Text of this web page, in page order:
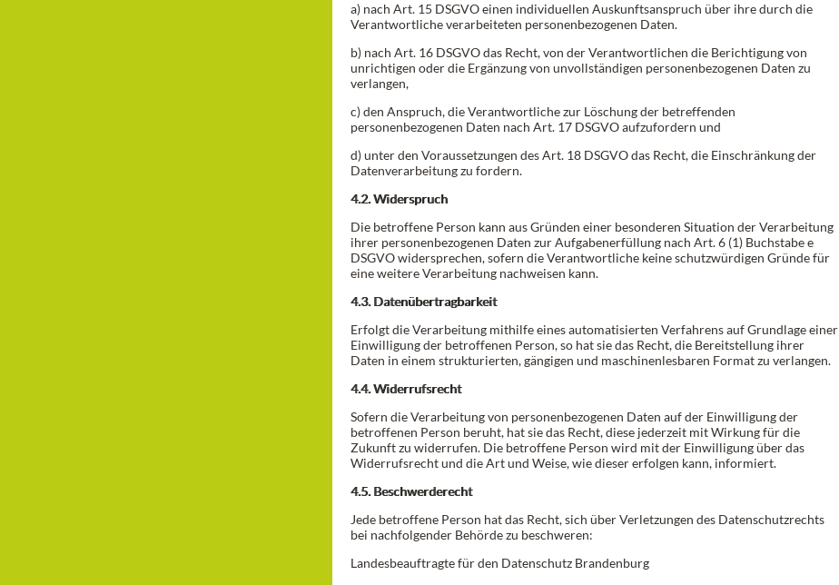
a) nach Art. 15 DSGVO einen individuellen Auskunftsanspruch über ihre durch die
Verantwortliche verarbeiteten personenbezogenen Daten.
b) nach Art. 16 DSGVO das Recht, von der Verantwortlichen die Berichtigung von
unrichtigen oder die Ergänzung von unvollständigen personenbezogenen Daten zu
verlangen,
c) den Anspruch, die Verantwortliche zur Löschung der betreffenden
personenbezogenen Daten nach Art. 17 DSGVO aufzufordern und
d) unter den Voraussetzungen des Art. 18 DSGVO das Recht, die Einschränkung der
Datenverarbeitung zu fordern.
4.2. Widerspruch
Die betroffene Person kann aus Gründen einer besonderen Situation der Verarbeitung
ihrer personenbezogenen Daten zur Aufgabenerfüllung nach Art. 6 (1) Buchstabe e
DSGVO widersprechen, sofern die Verantwortliche keine schutzwürdigen Gründe für
eine weitere Verarbeitung nachweisen kann.
4.3. Datenübertragbarkeit
Erfolgt die Verarbeitung mithilfe eines automatisierten Verfahrens auf Grundlage einer
Einwilligung der betroffenen Person, so hat sie das Recht, die Bereitstellung ihrer
Daten in einem strukturierten, gängigen und maschinenlesbaren Format zu verlangen.
4.4. Widerrufsrecht
Sofern die Verarbeitung von personenbezogenen Daten auf der Einwilligung der
betroffenen Person beruht, hat sie das Recht, diese jederzeit mit Wirkung für die
Zukunft zu widerrufen. Die betroffene Person wird mit der Einwilligung über das
Widerrufsrecht und die Art und Weise, wie dieser erfolgen kann, informiert.
4.5. Beschwerderecht
Jede betroffene Person hat das Recht, sich über Verletzungen des Datenschutzrechts
bei nachfolgender Behörde zu beschweren:
Landesbeauftragte für den Datenschutz Brandenburg